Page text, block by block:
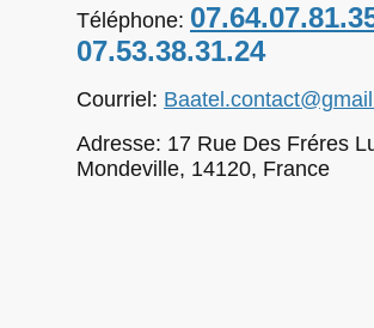
Téléphone:
07.53.38.31.24
Courriel:
Adresse: 17 Rue Des Fréres
Mondeville, 14120, France